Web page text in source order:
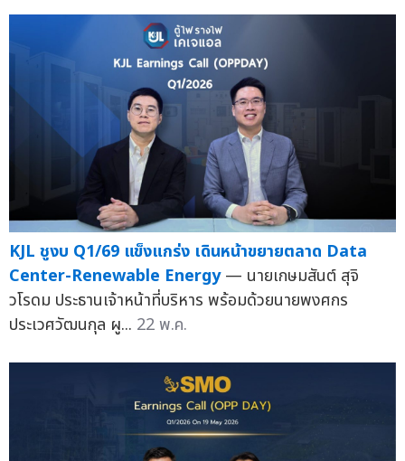
KJL ชูงบ Q1/69 แข็งแกร่ง เดินหน้าขยายตลาด Data
Center-Renewable Energy — นายเกษมสันต์ สุจิ
วโรดม ประธานเจ้าหน้าที่บริหาร พร้อมด้วยนายพงศกร
ประเวศวัฒนกุล ผู... 22 พ.ค.